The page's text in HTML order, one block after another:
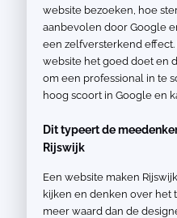
website bezoeken, hoe
aanbevolen door Google
een zelfversterkend
website het goed doet en
om een professional in te
hoog scoort in Google en
Dit typeert de
Rijswijk
Een website maken
kijken en denken over het
meer waard dan de